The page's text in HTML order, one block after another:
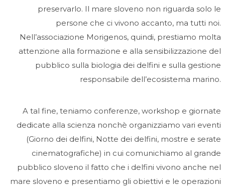
preservarlo. Il mare sloveno non riguarda solo le
persone che ci vivono accanto, ma tutti noi.
Nell’associazione Morigenos, quindi, prestiamo molta
attenzione alla formazione e alla sensibilizzazione del
pubblico sulla biologia dei delfini e sulla gestione
responsabile dell’ecosistema marino.
A tal fine, teniamo conferenze, workshop e giornate
dedicate alla scienza nonchè organizziamo vari eventi
(Giorno dei delfini, Notte dei delfini, mostre e serate
cinematografiche) in cui comunichiamo al grande
pubblico sloveno il fatto che i delfini vivono anche nel
mare sloveno e presentiamo gli obiettivi e le operazioni